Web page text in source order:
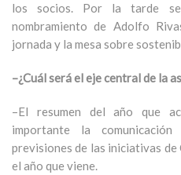
los socios. Por la tarde
nombramiento de Adolfo
jornada y la mesa sobre
–¿Cuál será el eje central de la
–El resumen del año que
importante la
previsiones de las iniciativas
el año que viene.